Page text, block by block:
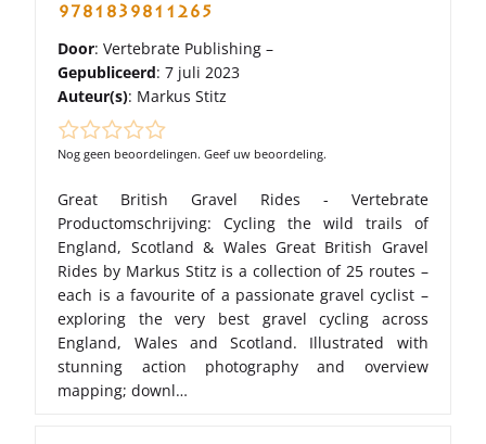
9781839811265
Door: Vertebrate Publishing –
Gepubliceerd: 7 juli 2023
Auteur(s): Markus Stitz
Nog geen beoordelingen. Geef uw beoordeling.
Great British Gravel Rides - Vertebrate
Productomschrijving: Cycling the wild trails of
England, Scotland & Wales Great British Gravel
Rides by Markus Stitz is a collection of 25 routes –
each is a favourite of a passionate gravel cyclist –
exploring the very best gravel cycling across
England, Wales and Scotland. Illustrated with
stunning action photography and overview
mapping; downl…